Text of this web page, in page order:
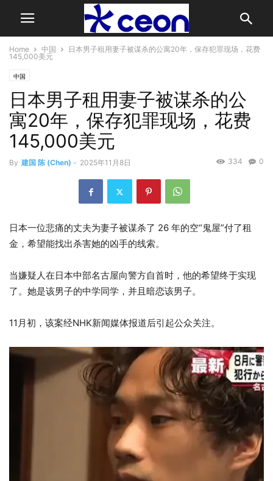
Home 中国
日本男子租用妻子被谋杀的公寓20年，保存犯罪现场，花费
145,000美元
中国
日本男子租用妻子被谋杀的公
寓20年，保存犯罪现场，花费
145,000美元
By 建国 陈 (Chen) - 2025年11月8日 0
334
日本一位悲痛的丈夫为妻子被谋杀了 26 年的空“鬼屋”付了租
金，希望能找出杀害她的凶手的线索。
当嫌疑人在日本中部名古屋向警方自首时，他的希望终于实现
了。她是该男子的中学同学，并且暗恋该男子。
11月初，该案经NHK新闻媒体报道后引起公众关注。